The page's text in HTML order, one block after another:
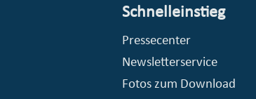
Schnelleinstieg
Pressecenter
Newsletterservice
Fotos zum Download
© Stadt Essen, Presse- und Kommunikationsamt